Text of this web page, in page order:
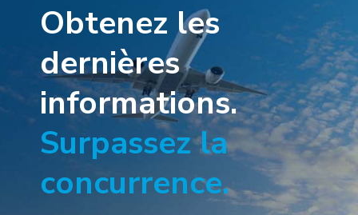
Obtenez les
dernières
informations.
Surpassez la
concurrence.